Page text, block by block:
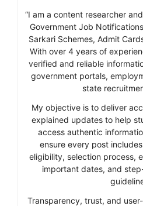
“I am a content researcher
Government Job
Sarkari Schemes, Admit
With over 4 years of
verified and reliable
government portals,
state
My objective is to deliver
explained updates to help
access authentic
ensure every post
eligibility, selection process,
important dates, and
Transparency, trust, and